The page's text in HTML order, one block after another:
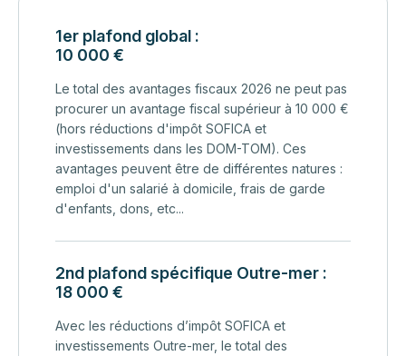
1er plafond global :
10 000 €
Le total des avantages fiscaux 2026 ne peut pas
procurer un avantage fiscal supérieur à 10 000 €
(hors réductions d'impôt SOFICA et
investissements dans les DOM-TOM). Ces
avantages peuvent être de différentes natures :
emploi d'un salarié à domicile, frais de garde
d'enfants, dons, etc...
2nd plafond spécifique Outre-mer :
18 000 €
Avec les réductions d’impôt SOFICA et
investissements Outre-mer, le total des